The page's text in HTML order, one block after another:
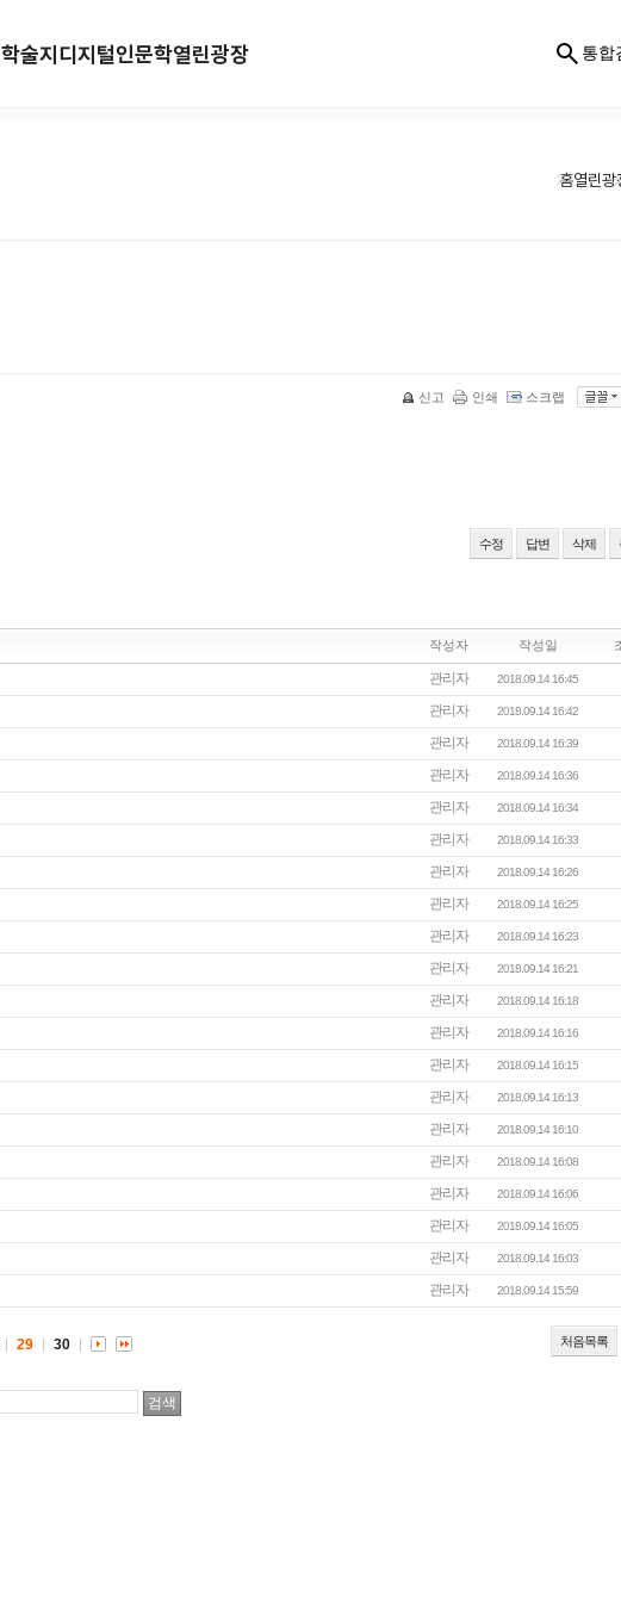
학술지디지털인문학열린광장 통합
홈열린광
신고 인쇄 스크랩
수정 답변 삭제
작성자 작성일
관리자 2018.09.14 16:45
관리자 2018.09.14 16:42
관리자 2018.09.14 16:39
관리자 2018.09.14 16:36
관리자 2018.09.14 16:34
관리자 2018.09.14 16:33
관리자 2018.09.14 16:26
관리자 2018.09.14 16:25
관리자 2018.09.14 16:23
관리자 2018.09.14 16:21
관리자 2018.09.14 16:18
관리자 2018.09.14 16:16
관리자 2018.09.14 16:15
관리자 2018.09.14 16:13
관리자 2018.09.14 16:10
관리자 2018.09.14 16:08
관리자 2018.09.14 16:06
관리자 2018.09.14 16:05
관리자 2018.09.14 16:03
관리자 2018.09.14 15:59
처음목록
29 30